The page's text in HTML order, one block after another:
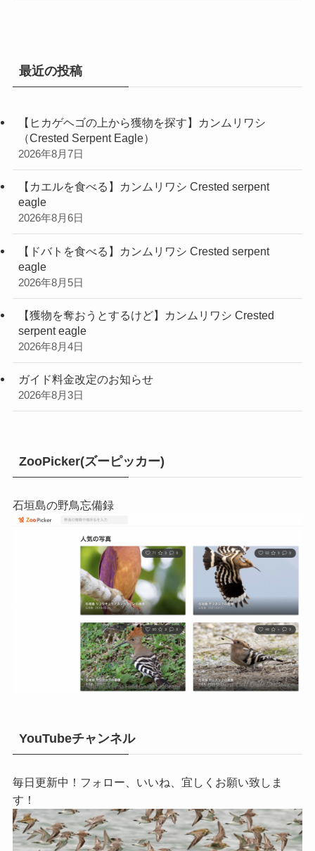
最近の投稿
【ヒカゲヘゴの上から獲物を探す】カンムリワシ
（Crested Serpent Eagle）
2026年8月7日
【カエルを食べる】カンムリワシ Crested serpent
eagle
2026年8月6日
【ドバトを食べる】カンムリワシ Crested serpent
eagle
2026年8月5日
【獲物を奪おうとするけど】カンムリワシ Crested
serpent eagle
2026年8月4日
ガイド料金改定のお知らせ
2026年8月3日
ZooPicker(ズーピッカー)
石垣島の野鳥忘備録
YouTubeチャンネル
毎日更新中！フォロー、いいね、宜しくお願い致しま
す！